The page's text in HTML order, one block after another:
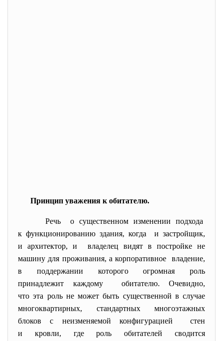
Принцип уважения к обитателю.
Речь о существенном изменении подхода
к функционированию здания, когда и застройщик,
и архитектор, и владелец видят в постройке не
машину для проживания, а корпоративное владение,
в поддержании которого огромная роль
принадлежит каждому обитателю. Очевидно,
что эта роль не может быть существенной в случае
многоквартирных, стандартных многоэтажных
блоков с неизменяемой конфигурацией стен
и кровли, где роль обитателей сводится